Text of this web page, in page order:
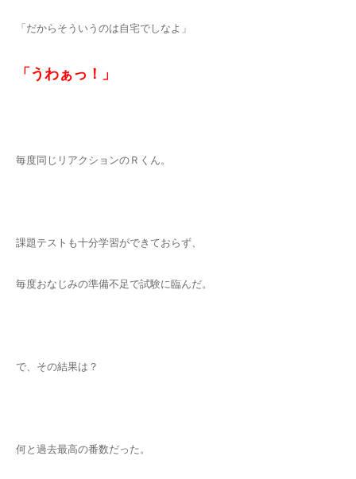
「だからそういうのは自宅でしなよ」
「うわぁっ！」
毎度同じリアクションのＲくん。
課題テストも十分学習ができておらず、
毎度おなじみの準備不足で試験に臨んだ。
で、その結果は？
何と過去最高の番数だった。